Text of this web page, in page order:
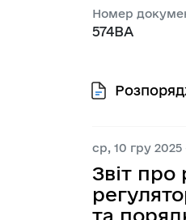
Номер
574ВА
ср, 10 гру 2025
Звіт про
та